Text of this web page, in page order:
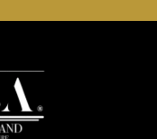
In acest
de redecorare
la cele mai inalte